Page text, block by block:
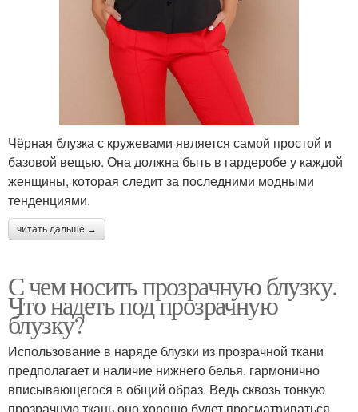
Чёрная блузка с кружевами является самой простой и
базовой вещью. Она должна быть в гардеробе у каждой
женщины, которая следит за последними модными
тенденциями.
читать дальше →
С чем носить прозрачную блузку.
Что надеть под прозрачную
блузку?
Использование в наряде блузки из прозрачной ткани
предполагает и наличие нижнего белья, гармонично
вписывающегося в общий образ. Ведь сквозь тонкую
прозрачную ткань оно хорошо будет просматриваться.